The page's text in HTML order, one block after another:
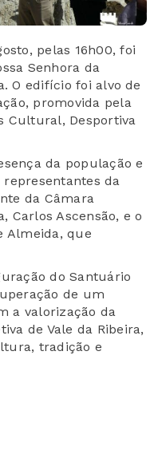
pelas 16h00, foi
Senhora da
O edifício foi alvo de
promovida pela
Cultural, Desportiva
da população e
da
da Câmara
Carlos Ascensão, e o
Almeida, que
do Santuário
de um
a valorização da
de Vale da Ribeira,
tradição e